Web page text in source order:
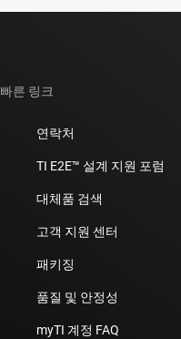
빠른 링크
연락처
TI E2E™ 설계 지원 포럼
대체품 검색
고객 지원 센터
패키징
품질 및 안정성
myTI 계정 FAQ